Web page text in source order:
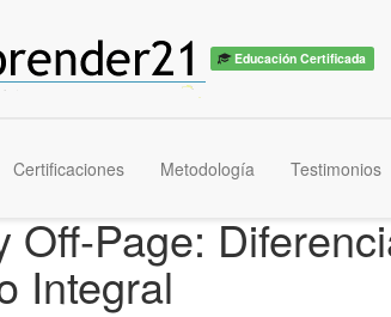
Educación Certificada
Certificaciones Metodología Testimonios
Off-Page:
Integral